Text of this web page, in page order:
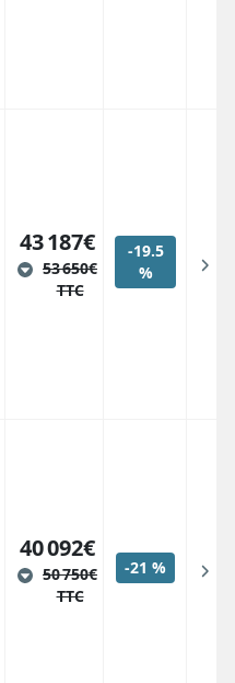
43 187€
53 650€
TTC
-19.5
%
40 092€
50 750€
TTC
-21 %